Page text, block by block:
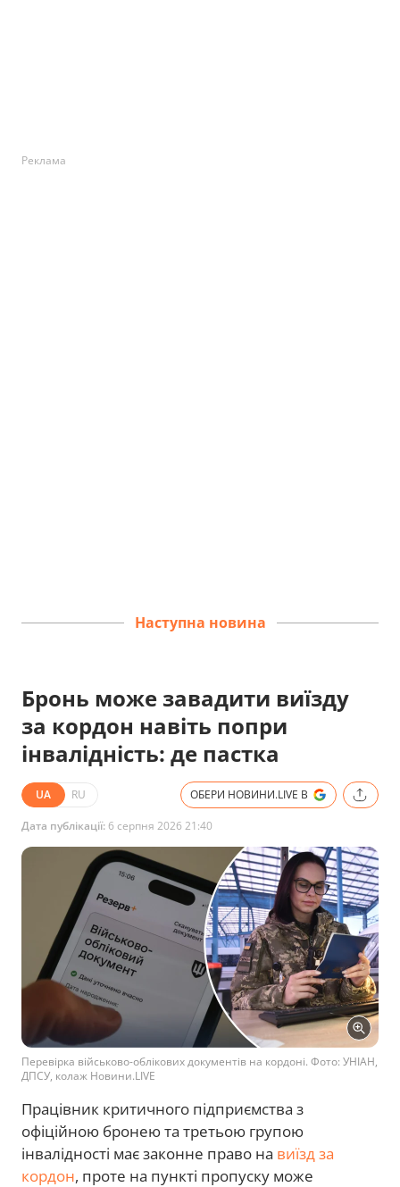
Реклама
Наступна новина
Бронь може завадити виїзду
за кордон навіть попри
інвалідність: де пастка
UA RU ОБЕРИ НОВИНИ.LIVE В
Дата публікації: 6 серпня 2026 21:40
Перевірка військово-облікових документів на кордоні. Фото: УНІАН,
ДПСУ, колаж Новини.LIVE
Працівник критичного підприємства з
офіційною бронею та третьою групою
інвалідності має законне право на виїзд за
кордон, проте на пункті пропуску може